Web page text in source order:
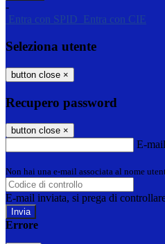
-
Entra con SPID
Entra con CIE
Seleziona utente
button close ×
Recupero password
button close ×
E-mail
Non hai una e-mail associata al nome
E-mail inviata, si prega di
Errore